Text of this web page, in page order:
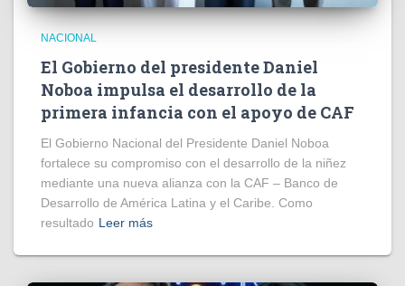
NACIONAL
El Gobierno del presidente Daniel
Noboa impulsa el desarrollo de la
primera infancia con el apoyo de CAF
El Gobierno Nacional del Presidente Daniel Noboa
fortalece su compromiso con el desarrollo de la niñez
mediante una nueva alianza con la CAF – Banco de
Desarrollo de América Latina y el Caribe. Como
resultado Leer más